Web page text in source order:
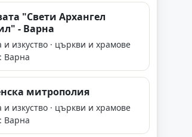
"Свети Архангел
- Варна
и изкуство · църкви и храмове
Варна
митрополия
и изкуство · църкви и храмове
Варна